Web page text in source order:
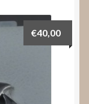
€40,00